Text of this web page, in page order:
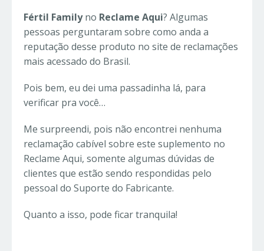
Fértil Familyno Reclame Aqui? Algumas
pessoas perguntaram sobre como anda a
reputação desse produto no site de reclamações
mais acessado do Brasil.
Pois bem, eu dei uma passadinha lá, para
verificar pra você…
Me surpreendi, pois não encontrei nenhuma
reclamação cabível sobre este suplemento no
Reclame Aqui, somente algumas dúvidas de
clientes que estão sendo respondidas pelo
pessoal do Suporte do Fabricante.
Quanto a isso, pode ficar tranquila!